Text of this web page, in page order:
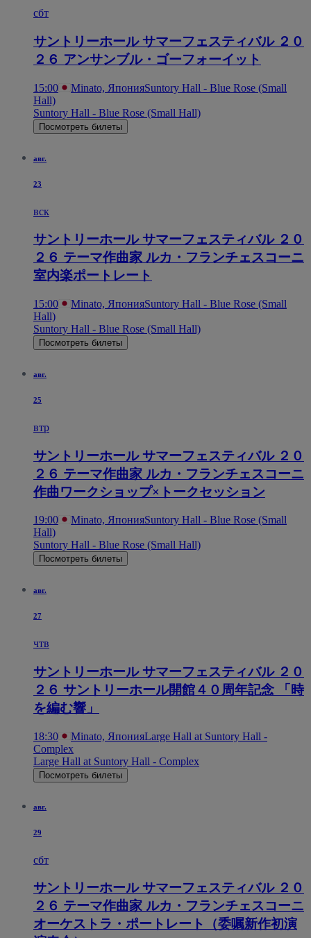
сбт
サントリーホール サマーフェスティバル ２０
２６ アンサンブル・ゴーフォーイット
15:00 Minato, ЯпонияSuntory Hall - Blue Rose (Small
Hall)
Suntory Hall - Blue Rose (Small Hall)
Посмотреть билеты
авг.
23
вск
サントリーホール サマーフェスティバル ２０
２６ テーマ作曲家 ルカ・フランチェスコーニ
室内楽ポートレート
15:00 Minato, ЯпонияSuntory Hall - Blue Rose (Small
Hall)
Suntory Hall - Blue Rose (Small Hall)
Посмотреть билеты
авг.
25
втр
サントリーホール サマーフェスティバル ２０
２６ テーマ作曲家 ルカ・フランチェスコーニ
作曲ワークショップ×トークセッション
19:00 Minato, ЯпонияSuntory Hall - Blue Rose (Small
Hall)
Suntory Hall - Blue Rose (Small Hall)
Посмотреть билеты
авг.
27
чтв
サントリーホール サマーフェスティバル ２０
２６ サントリーホール開館４０周年記念 「時
を編む響」
18:30 Minato, ЯпонияLarge Hall at Suntory Hall -
Complex
Large Hall at Suntory Hall - Complex
Посмотреть билеты
авг.
29
сбт
サントリーホール サマーフェスティバル ２０
２６ テーマ作曲家 ルカ・フランチェスコーニ
オーケストラ・ポートレート（委嘱新作初演